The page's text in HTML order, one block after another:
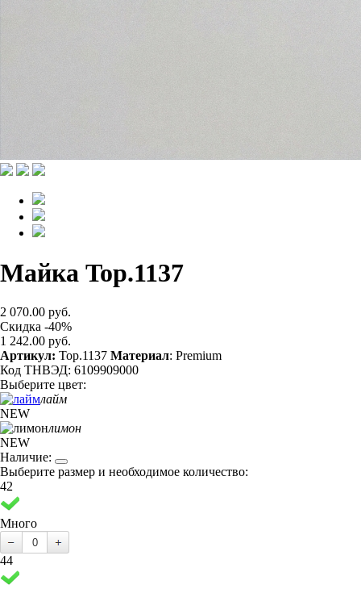
Майка Top.1137
2 070.00 руб.
Скидка -40%
1 242.00 руб.
Артикул: Top.1137 Материал: Premium
Код ТНВЭД: 6109909000
Выберите цвет:
лайм
NEW
лимон
NEW
Наличие:
Выберите размер и необходимое количество:
42
Много
44